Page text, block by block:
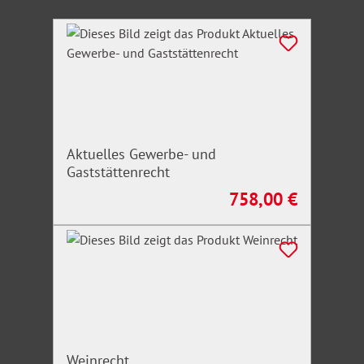
Produktgalerie überspringen
Aktuelles Gewerbe- und
Gaststättenrecht
Regulärer Preis:
758,00 €